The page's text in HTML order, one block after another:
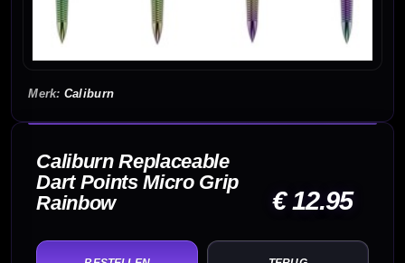
Caliburn
Caliburn Replaceable
Dart Points Micro Grip
Rainbow
€ 12.95